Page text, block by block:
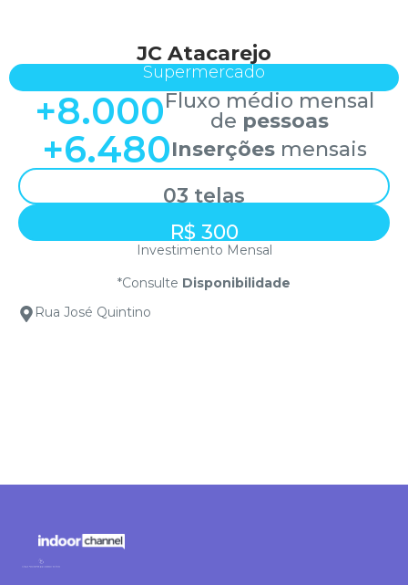
JC Atacarejo
Supermercado
+8.000Fluxo médio mensal
de pessoas
+6.480Inserçõesmensais
03 telas
R$ 300
Investimento Mensal
*Consulte Disponibilidade
Rua José Quintino